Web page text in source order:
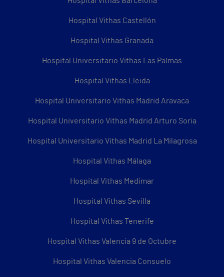
Hospital Vithas Castellón
Hospital Vithas Granada
Hospital Universitario Vithas Las Palmas
Hospital Vithas Lleida
Hospital Universitario Vithas Madrid Aravaca
Hospital Universitario Vithas Madrid Arturo Soria
Hospital Universitario Vithas Madrid La Milagrosa
Hospital Vithas Málaga
Hospital Vithas Medimar
Hospital Vithas Sevilla
Hospital Vithas Tenerife
Hospital Vithas Valencia 9 de Octubre
Hospital Vithas Valencia Consuelo